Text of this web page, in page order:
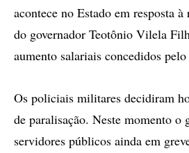
acontece no Estado em resposta
do governador Teotônio Vilela
aumento salariais concedidos pelo
Os policiais militares decidiram
de paralisação. Neste momento o
servidores públicos ainda em